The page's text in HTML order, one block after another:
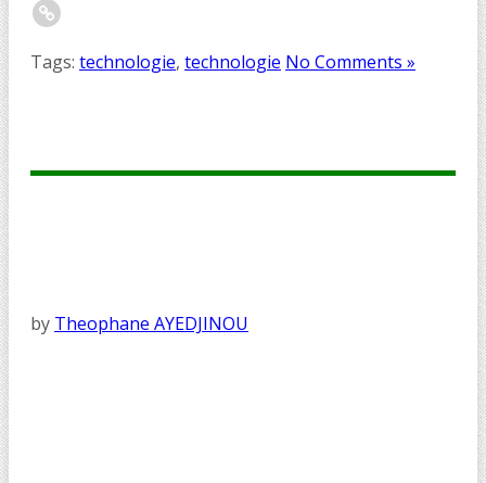
Tags: technologie, technologie No Comments »
by Theophane AYEDJINOU